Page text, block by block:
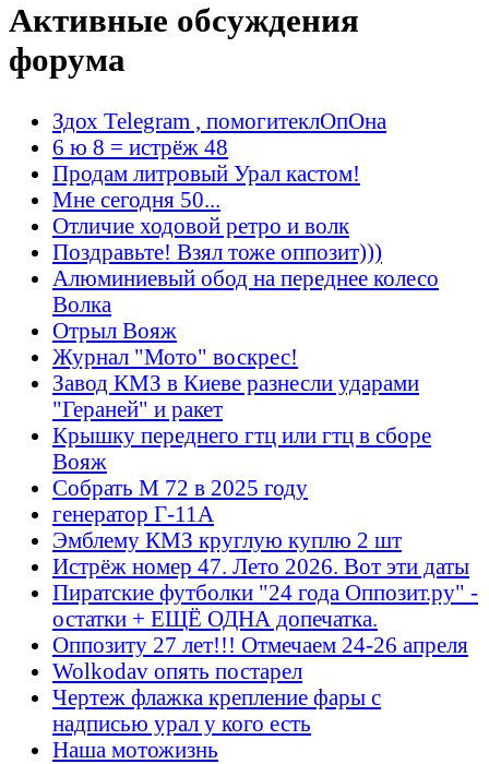
Активные обсуждения
форума
Здох Telegram , помогитеклОпОна
6 ю 8 = истрёж 48
Продам литровый Урал кастом!
Мне сегодня 50...
Отличие ходовой ретро и волк
Поздравьте! Взял тоже оппозит)))
Алюминиевый обод на переднее колесо
Волка
Отрыл Вояж
Журнал "Мото" воскрес!
Завод КМЗ в Киеве разнесли ударами
"Гераней" и ракет
Крышку переднего гтц или гтц в сборе
Вояж
Собрать М 72 в 2025 году
генератор Г-11А
Эмблему КМЗ круглую куплю 2 шт
Истрёж номер 47. Лето 2026. Вот эти даты
Пиратские футболки "24 года Оппозит.ру" -
остатки + ЕЩЁ ОДНА допечатка.
Оппозиту 27 лет!!! Отмечаем 24-26 апреля
Wolkodav опять постарел
Чертеж флажка крепление фары с
надписью урал у кого есть
Наша мотожизнь